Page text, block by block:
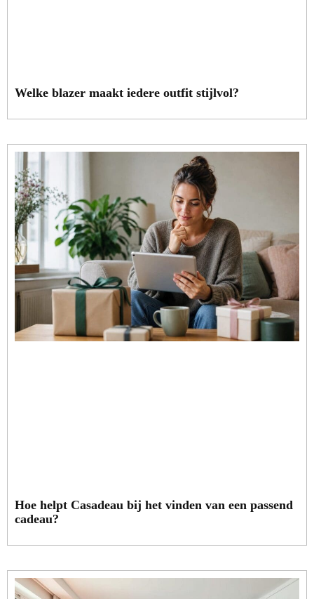
Welke blazer maakt iedere outfit stijlvol?
Hoe helpt Casadeau bij het vinden van een passend
cadeau?